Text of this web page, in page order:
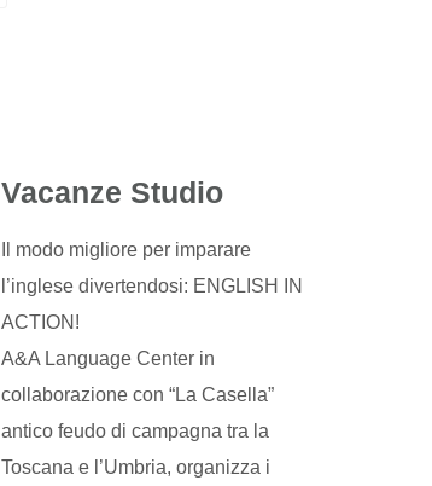
Vacanze Studio
Il modo migliore per imparare
l’inglese divertendosi: ENGLISH IN
ACTION!
A&A Language Center in
collaborazione con “La Casella”
antico feudo di campagna tra la
Toscana e l’Umbria, organizza i